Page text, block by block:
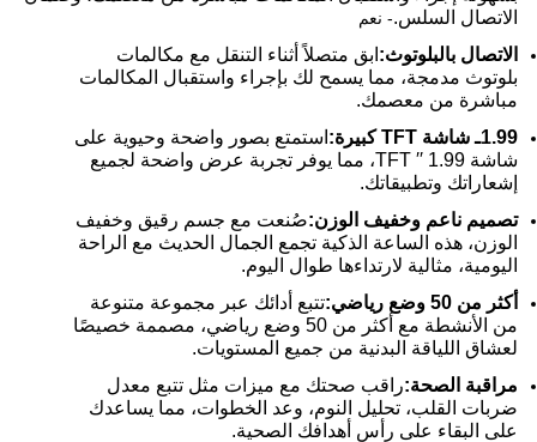
الاتصال السلس.- نعم
الاتصال بالبلوتوث: ابق متصلاً أثناء التنقل مع مكالمات
بلوتوث مدمجة، مما يسمح لك بإجراء واستقبال المكالمات
مباشرة من معصمك.
1.99ـ شاشة TFT كبيرة:
استمتع بصور واضحة وحيوية على
شاشة 1.99 ′′ TFT، مما يوفر تجربة عرض واضحة لجميع
إشعاراتك وتطبيقاتك.
تصميم ناعم وخفيف الوزن:صُنعت مع جسم رقيق وخفيف
الوزن، هذه الساعة الذكية تجمع الجمال الحديث مع الراحة
اليومية، مثالية لارتداءها طوال اليوم.
أكثر من 50 وضع رياضي:
تتبع أدائك عبر مجموعة متنوعة
من الأنشطة مع أكثر من 50 وضع رياضي، مصممة خصيصًا
لعشاق اللياقة البدنية من جميع المستويات.
مراقبة الصحة:راقب صحتك مع ميزات مثل تتبع معدل
ضربات القلب، تحليل النوم، وعد الخطوات، مما يساعدك
على البقاء على رأس أهدافك الصحية.